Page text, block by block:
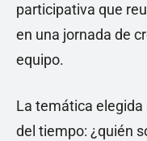
participativa que
en una jornada de
equipo.
La temática elegida
del tiempo: ¿quién